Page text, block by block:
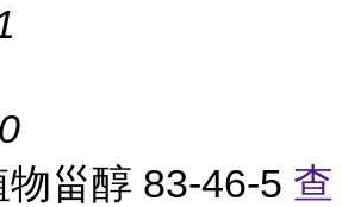
物甾醇 83-46-5 查